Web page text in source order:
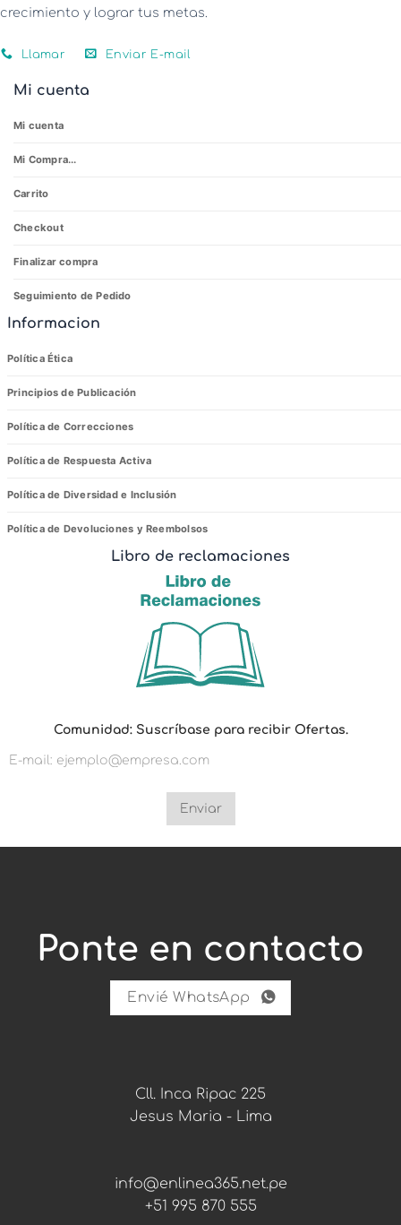
crecimiento y lograr tus metas.
Llamar Enviar E-mail
Mi cuenta
Mi cuenta
Mi Compra...
Carrito
Checkout
Finalizar compra
Seguimiento de Pedido
Informacion
Política Ética
Principios de Publicación
Política de Correcciones
Política de Respuesta Activa
Política de Diversidad e Inclusión
Política de Devoluciones y Reembolsos
Libro de reclamaciones
f
r
a
s
.
r
c
i
Comunidad: Suscríbase para recibir Ofertas.
Enviar
Ponte en contacto
Envié WhatsApp
Cll. Inca Ripac 225
Jesus Maria - Lima
info@enlinea365.net.pe
+51 995 870 555